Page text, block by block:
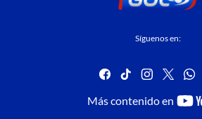
Síguenos en:
facebook
tiktok
Más contenido en